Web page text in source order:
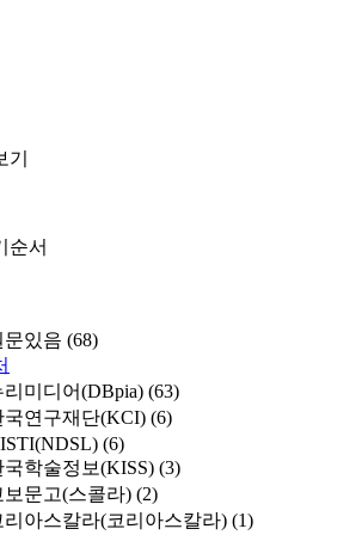
순서
문있음 (68)
리미디어(DBpia) (63)
국연구재단(KCI) (6)
(6)
국학술정보(KISS) (3)
보문고(스콜라) (2)
리아스칼라(코리아스칼라) (1)